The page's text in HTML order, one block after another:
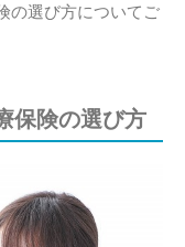
の選び方についてご
保険の選び方